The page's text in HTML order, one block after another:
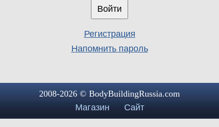
Регистрация
Напомнить пароль
2008-2026 © BodyBuildingRussia.com
Магазин
Сайт